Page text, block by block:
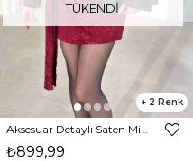
TÜKENDI
2
₺899,99